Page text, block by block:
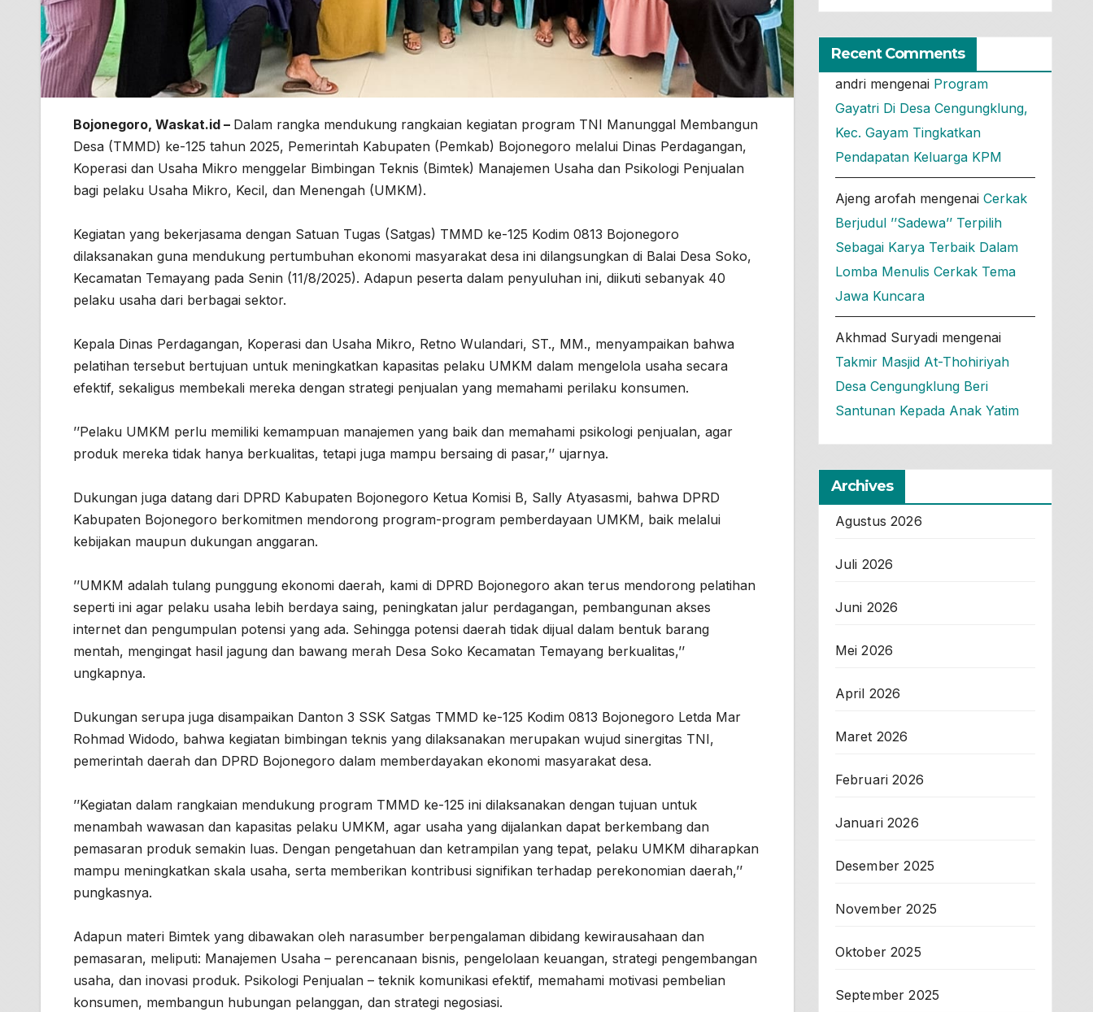
Bojonegoro, Waskat.id – Dalam rangka mendukung rangkaian kegiatan program TNI Manunggal Membangun
Desa (TMMD) ke-125 tahun 2025, Pemerintah Kabupaten (Pemkab) Bojonegoro melalui Dinas Perdagangan,
Koperasi dan Usaha Mikro menggelar Bimbingan Teknis (Bimtek) Manajemen Usaha dan Psikologi Penjualan
bagi pelaku Usaha Mikro, Kecil, dan Menengah (UMKM).
Kegiatan yang bekerjasama dengan Satuan Tugas (Satgas) TMMD ke-125 Kodim 0813 Bojonegoro
dilaksanakan guna mendukung pertumbuhan ekonomi masyarakat desa ini dilangsungkan di Balai Desa Soko,
Kecamatan Temayang pada Senin (11/8/2025). Adapun peserta dalam penyuluhan ini, diikuti sebanyak 40
pelaku usaha dari berbagai sektor.
Kepala Dinas Perdagangan, Koperasi dan Usaha Mikro, Retno Wulandari, ST., MM., menyampaikan bahwa
pelatihan tersebut bertujuan untuk meningkatkan kapasitas pelaku UMKM dalam mengelola usaha secara
efektif, sekaligus membekali mereka dengan strategi penjualan yang memahami perilaku konsumen.
’’Pelaku UMKM perlu memiliki kemampuan manajemen yang baik dan memahami psikologi penjualan, agar
produk mereka tidak hanya berkualitas, tetapi juga mampu bersaing di pasar,’’ ujarnya.
Dukungan juga datang dari DPRD Kabupaten Bojonegoro Ketua Komisi B, Sally Atyasasmi, bahwa DPRD
Kabupaten Bojonegoro berkomitmen mendorong program-program pemberdayaan UMKM, baik melalui
kebijakan maupun dukungan anggaran.
’’UMKM adalah tulang punggung ekonomi daerah, kami di DPRD Bojonegoro akan terus mendorong pelatihan
seperti ini agar pelaku usaha lebih berdaya saing, peningkatan jalur perdagangan, pembangunan akses
internet dan pengumpulan potensi yang ada. Sehingga potensi daerah tidak dijual dalam bentuk barang
mentah, mengingat hasil jagung dan bawang merah Desa Soko Kecamatan Temayang berkualitas,’’
ungkapnya.
Dukungan serupa juga disampaikan Danton 3 SSK Satgas TMMD ke-125 Kodim 0813 Bojonegoro Letda Mar
Rohmad Widodo, bahwa kegiatan bimbingan teknis yang dilaksanakan merupakan wujud sinergitas TNI,
pemerintah daerah dan DPRD Bojonegoro dalam memberdayakan ekonomi masyarakat desa.
’’Kegiatan dalam rangkaian mendukung program TMMD ke-125 ini dilaksanakan dengan tujuan untuk
menambah wawasan dan kapasitas pelaku UMKM, agar usaha yang dijalankan dapat berkembang dan
pemasaran produk semakin luas. Dengan pengetahuan dan ketrampilan yang tepat, pelaku UMKM diharapkan
mampu meningkatkan skala usaha, serta memberikan kontribusi signifikan terhadap perekonomian daerah,’’
pungkasnya.
Adapun materi Bimtek yang dibawakan oleh narasumber berpengalaman dibidang kewirausahaan dan
pemasaran, meliputi: Manajemen Usaha – perencanaan bisnis, pengelolaan keuangan, strategi pengembangan
usaha, dan inovasi produk. Psikologi Penjualan – teknik komunikasi efektif, memahami motivasi pembelian
konsumen, membangun hubungan pelanggan, dan strategi negosiasi.
Recent Comments
andrimengenai Program
Gayatri Di Desa Cengungklung,
Kec. Gayam Tingkatkan
Pendapatan Keluarga KPM
Ajeng arofahmengenai Cerkak
Berjudul ’’Sadewa’’ Terpilih
Sebagai Karya Terbaik Dalam
Lomba Menulis Cerkak Tema
Jawa Kuncara
Akhmad Suryadimengenai
Takmir Masjid At-Thohiriyah
Desa Cengungklung Beri
Santunan Kepada Anak Yatim
Archives
Agustus 2026
Juli 2026
Juni 2026
Mei 2026
April 2026
Maret 2026
Februari 2026
Januari 2026
Desember 2025
November 2025
Oktober 2025
September 2025